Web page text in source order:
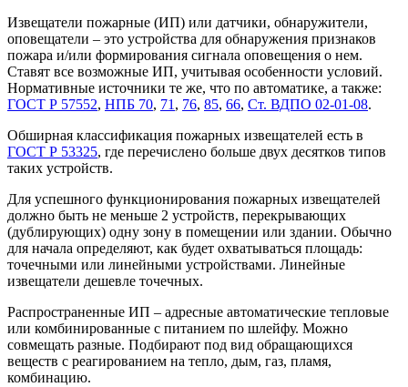
Извещатели пожарные (ИП) или датчики, обнаружители,
оповещатели – это устройства для обнаружения признаков
пожара и/или формирования сигнала оповещения о нем.
Ставят все возможные ИП, учитывая особенности условий.
Нормативные источники те же, что по автоматике, а также:
ГОСТ Р 57552, НПБ 70, 71 , 76, 85, 66, Ст. ВДПО 02-01-08.
Обширная классификация пожарных извещателей есть в
ГОСТ Р 53325, где перечислено больше двух десятков типов
таких устройств.
Для успешного функционирования пожарных извещателей
должно быть не меньше 2 устройств, перекрывающих
(дублирующих) одну зону в помещении или здании. Обычно
для начала определяют, как будет охватываться площадь:
точечными или линейными устройствами. Линейные
извещатели дешевле точечных.
Распространенные ИП – адресные автоматические тепловые
или комбинированные с питанием по шлейфу. Можно
совмещать разные. Подбирают под вид обращающихся
веществ с реагированием на тепло, дым, газ, пламя,
комбинацию.